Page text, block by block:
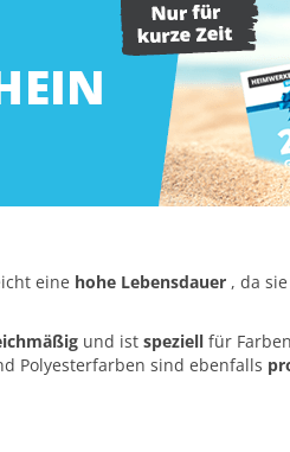
eine hohe Lebensdauer , da
und ist speziell für
Polyesterfarben sind ebenfalls